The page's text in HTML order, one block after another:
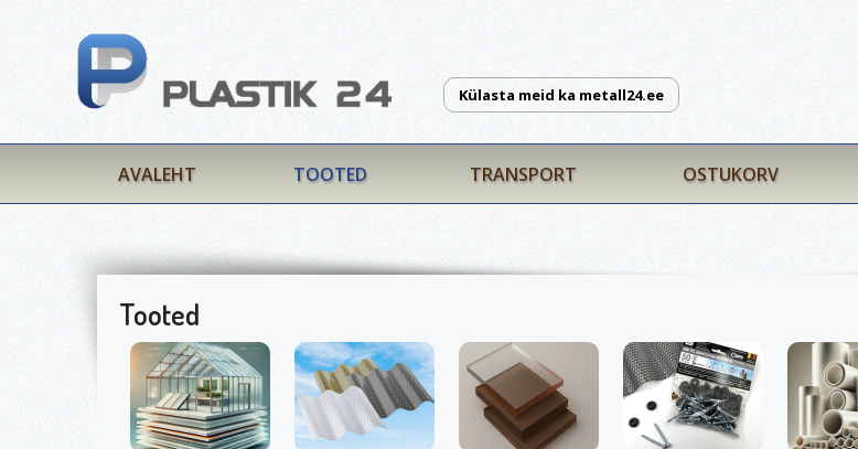
Külasta meid ka metall24.ee
AVALEHT TOOTED TRANSPORT OSTUKORV
Tooted